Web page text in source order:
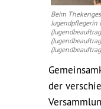
Beim
Jugendpflegerin
der